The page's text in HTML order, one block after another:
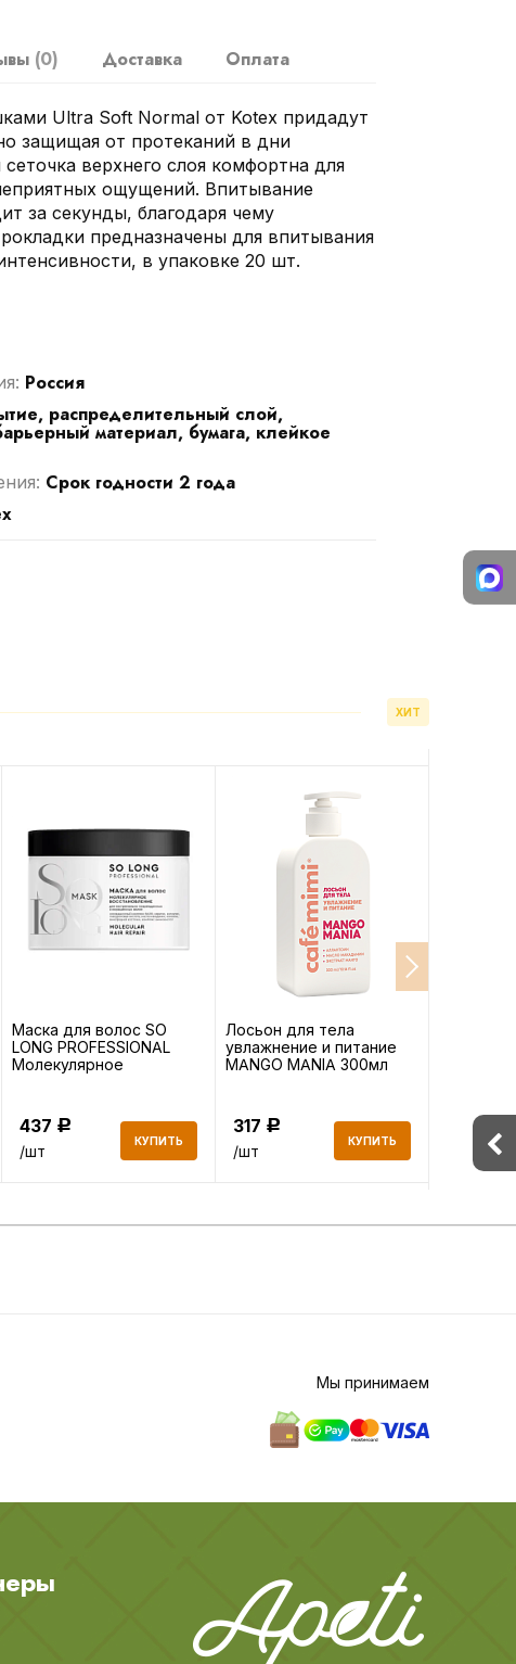
(0) Доставка Оплата
Ultra Soft Normal от Kotex придадут
защищая от протеканий в дни
верхнего слоя комфортна для
ощущений. Впитывание
за секунды, благодаря чему
предназначены для впитывания
в упаковке 20 шт.
Россия
распределительный слой,
материал, бумага, клейкое
Срок годности 2 года
ХИТ
Маска для волос SO
LONG PROFESSIONAL
Молекулярное
437 Р
/шт
КУПИТЬ
Лосьон для тела
увлажнение и питание
MANGO MANIA 300мл
317 Р
/шт
КУПИТЬ
358
Мы принимаем